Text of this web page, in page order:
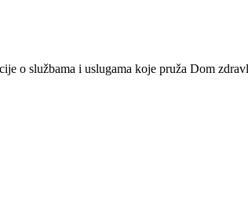
o službama i uslugama koje pruža Dom